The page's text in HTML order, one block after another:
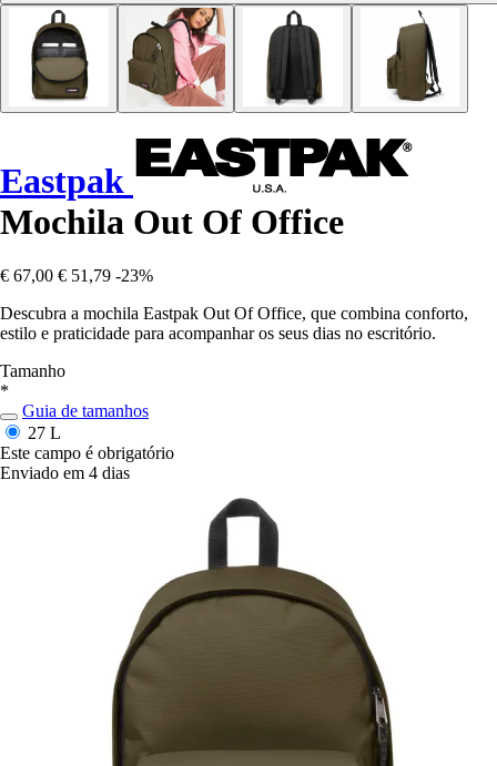
Eastpak
Mochila Out Of Office
€ 67,00 € 51,79 -23%
Descubra a mochila Eastpak Out Of Office, que combina conforto,
estilo e praticidade para acompanhar os seus dias no escritório.
Tamanho
*
Guia de tamanhos
27 L
Este campo é obrigatório
Enviado em 4 dias